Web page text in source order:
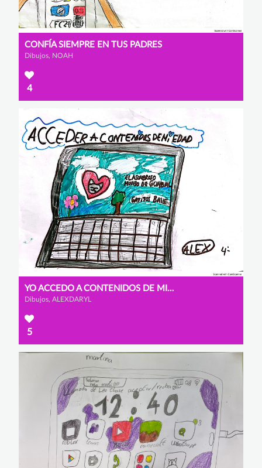
CONFÍA SIEMPRE EN TUS PADRES
Dibujos, NOAH
4
YO ACCEDO A CONTENIDOS DE MI EDAD
Dibujos, ALEXDARYL
5